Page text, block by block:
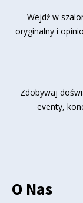
Wejdź w
oryginalny i
Zdobywaj
eventy,
O Nas